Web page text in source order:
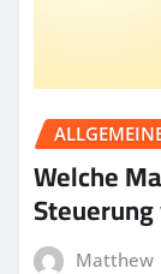
Welche
Matthew